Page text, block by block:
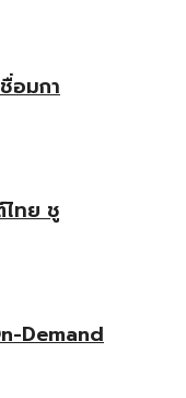
อมกา
ไทย ชู
Demand